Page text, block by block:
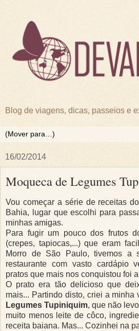
Blog de viagens, dicas, passeios e
16/02/2014
Moqueca de Legumes
Vou começar a série de receitas
Bahia, lugar que escolhi para
minhas amigas.
Para fugir um pouco dos frutos
(crepes, tapiocas,...) que eram
Morro de São Paulo, tivemos a
restaurante com vasto cardápio
pratos que mais nos conquistou foi
O prato era tão delicioso que
mais... Partindo disto, criei a minha
Legumes Tupiniquim, que não
muito menos leite de côco,
receita baiana. Mas... Cozinhei na